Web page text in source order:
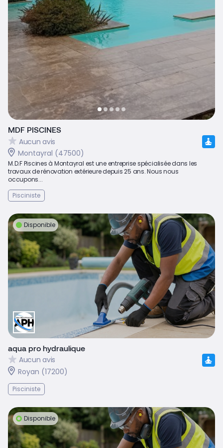
MDF PISCINES
Aucun avis
Montayral (47500)
M.D.F Piscines à Montayral est une entreprise spécialisée dans les
travaux de rénovation extérieure depuis 25 ans. Nous nous
occupons...
Pisciniste
Disponible
aqua pro hydraulique
Aucun avis
Royan (17200)
Pisciniste
Disponible